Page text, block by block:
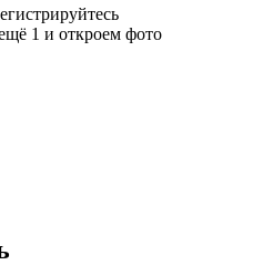
1 и откроем фото